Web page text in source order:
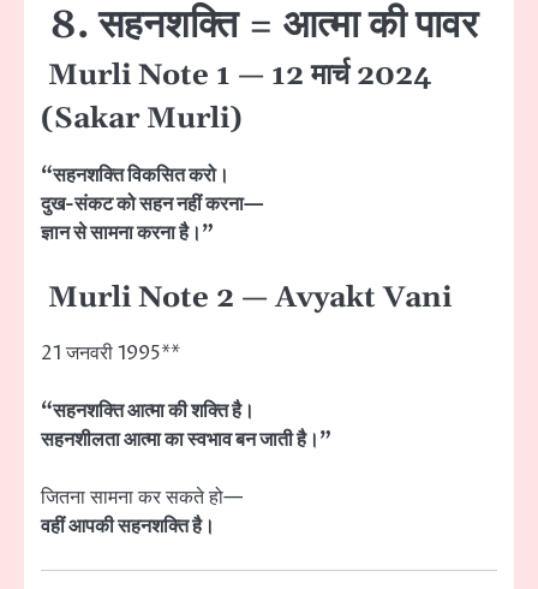
8. सहनशक्ति = आत्मा की पावर
Murli Note 1 — 12 मार्च 2024
(Sakar Murli)
“सहनशक्ति विकसित करो।
दुख-संकट को सहन नहीं करना—
ज्ञान से सामना करना है।”
Murli Note 2 — Avyakt Vani
21 जनवरी 1995**
“सहनशक्ति आत्मा की शक्ति है।
सहनशीलता आत्मा का स्वभाव बन जाती है।”
जितना सामना कर सकते हो—
वहीं आपकी सहनशक्ति है।